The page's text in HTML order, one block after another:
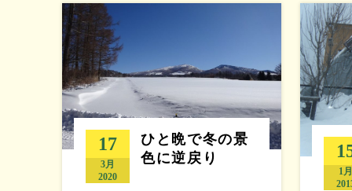
17
3月
2020
ひと晩で冬の景
色に逆戻り
1月